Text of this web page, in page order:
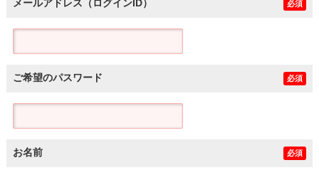
メールアドレス（ログインID） 必須
ご希望のパスワード 必須
お名前 必須